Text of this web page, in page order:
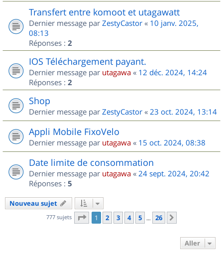
Transfert entre komoot et utagawatt
Dernier message par ZestyCastor « 10 janv. 2025,
08:13
Réponses : 2
IOS Téléchargement payant.
Dernier message par utagawa « 12 déc. 2024, 14:24
Réponses : 2
Shop
Dernier message par ZestyCastor « 23 oct. 2024, 13:14
Appli Mobile FixoVelo
Dernier message par utagawa « 15 oct. 2024, 08:38
Date limite de consommation
Dernier message par utagawa « 24 sept. 2024, 20:42
Réponses : 5
Nouveau sujet
777 sujets Page 1sur
1 2 3 4 5 … 26
Aller